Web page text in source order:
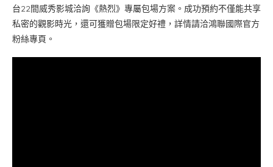
台22間威秀影城洽詢《熱烈》專屬包場方案。成功預約不僅能共享
私密的觀影時光，還可獲贈包場限定好禮，詳情請洽鴻聯國際官方
粉絲專頁。